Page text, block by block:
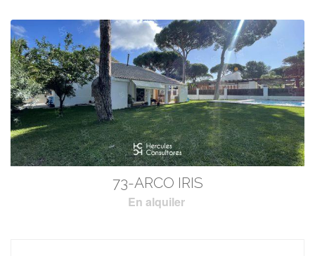
73-ARCO IRIS
En alquiler